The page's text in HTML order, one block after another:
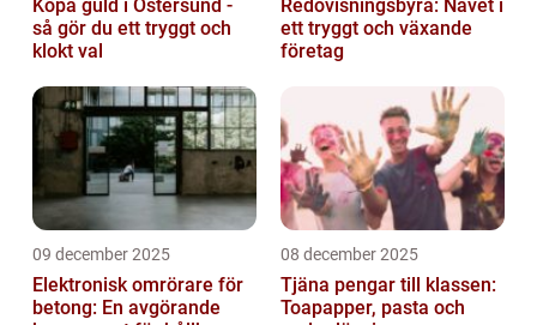
Köpa guld i Östersund -
så gör du ett tryggt och
klokt val
Redovisningsbyrå: Navet i
ett tryggt och växande
företag
09 december 2025
Elektronisk omrörare för
betong: En avgörande
08 december 2025
Tjäna pengar till klassen:
Toapapper, pasta och